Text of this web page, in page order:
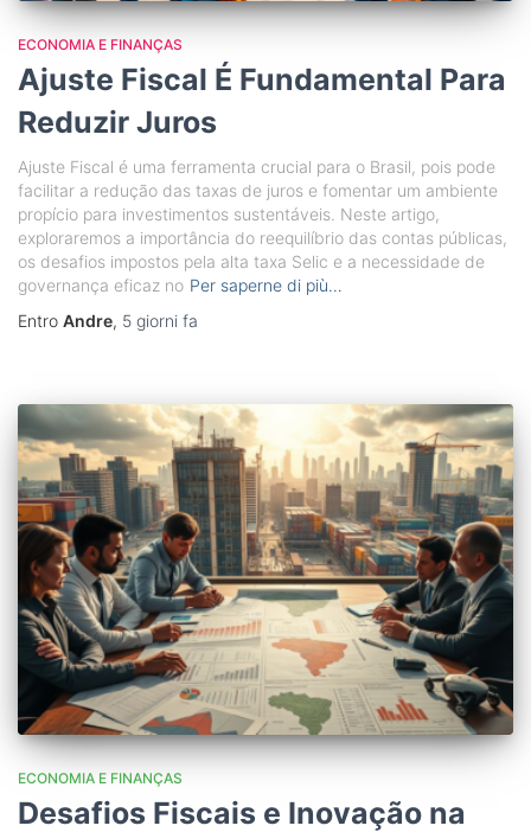
ECONOMIA E FINANÇAS
Ajuste Fiscal É Fundamental Para
Reduzir Juros
Ajuste Fiscal é uma ferramenta crucial para o Brasil, pois pode
facilitar a redução das taxas de juros e fomentar um ambiente
propício para investimentos sustentáveis. Neste artigo,
exploraremos a importância do reequilíbrio das contas públicas,
os desafios impostos pela alta taxa Selic e a necessidade de
governança eficaz no Per saperne di più…
Entro Andre, 5 giorni fa
ECONOMIA E FINANÇAS
Desafios Fiscais e Inovação na